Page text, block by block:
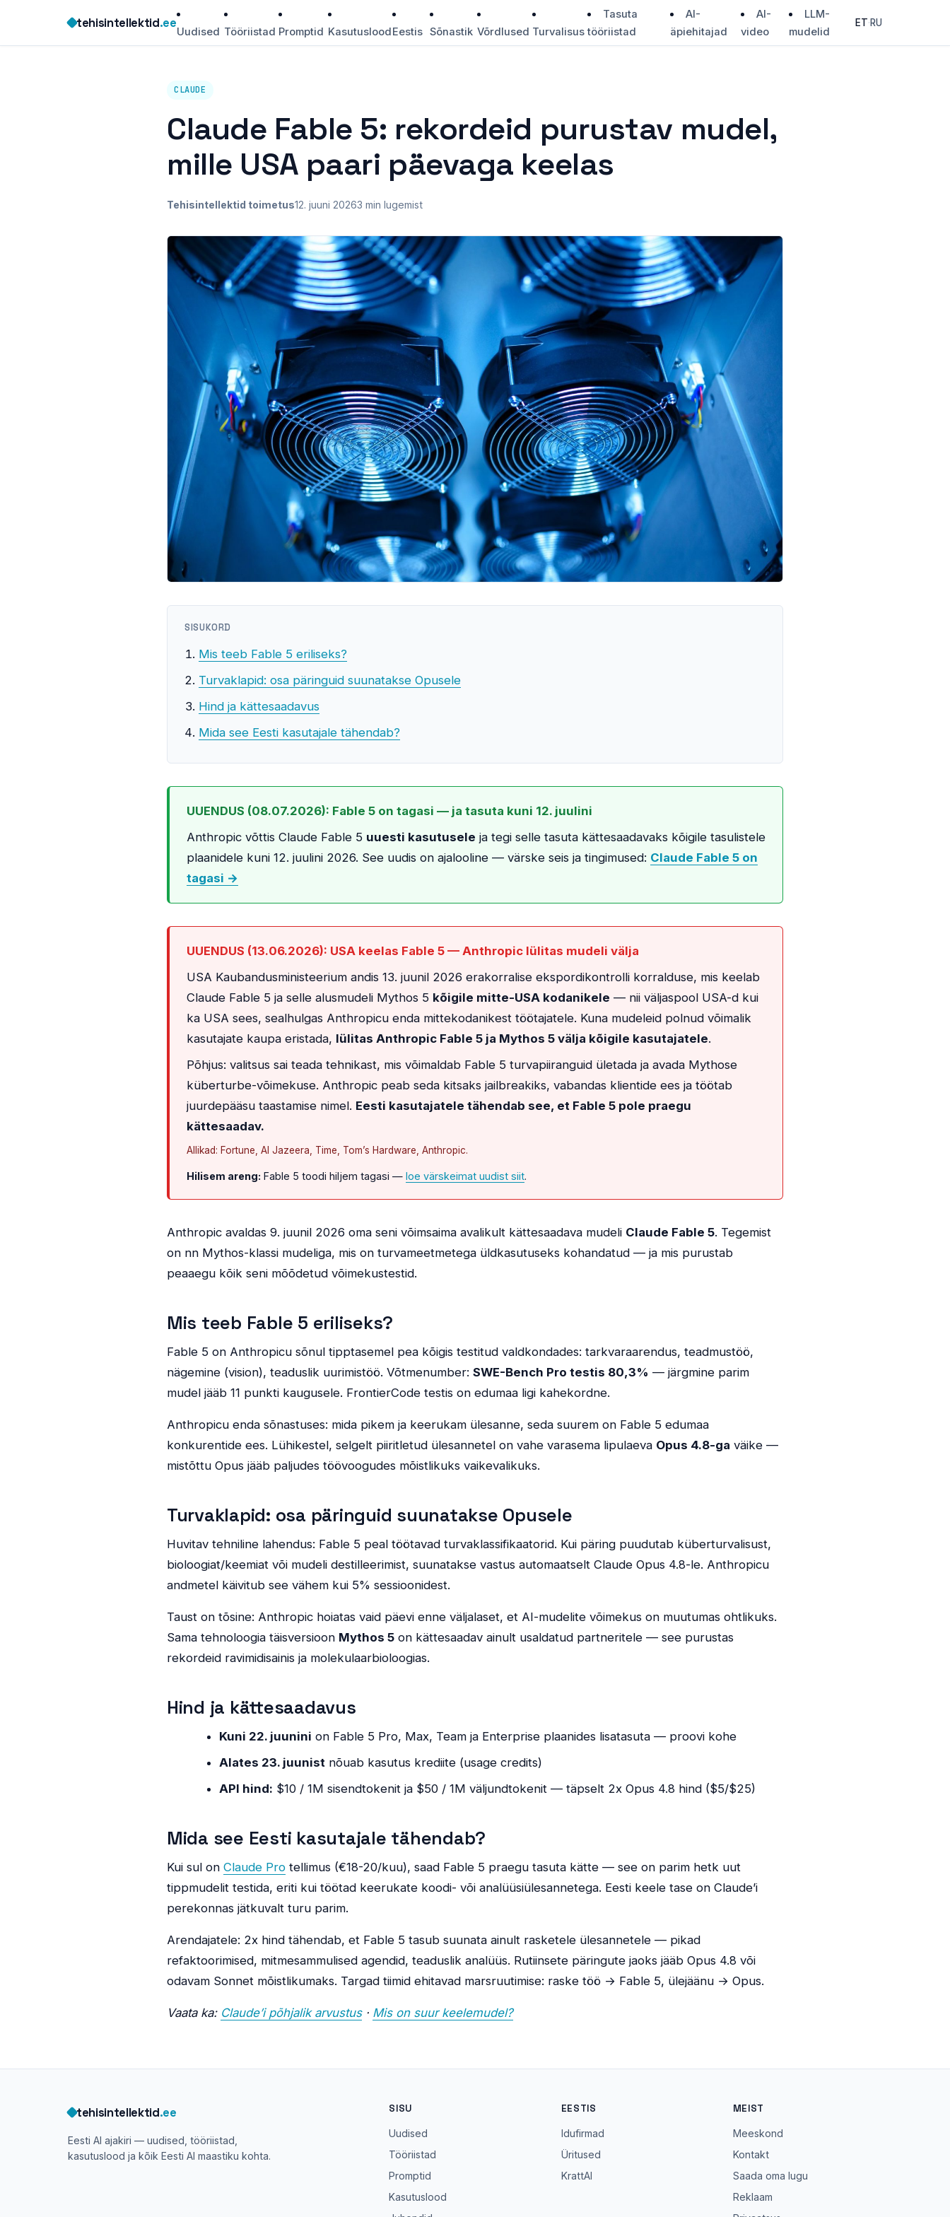
content
tehisintellektid.ee
Uudised Tööriistad Promptid KasutusloodEestis Sõnastik Võrdlused Turvalisus
Tasuta
tööriistad
AI-
äpiehitajad
AI-
video
LLM-
mudelid
ET·RU
CLAUDE
Claude Fable 5: rekordeid purustav mudel,
mille USA paari päevaga keelas
Tehisintellektid toimetus12. juuni 20263 min lugemist
SISUKORD
Mis teeb Fable 5 eriliseks?
Turvaklapid: osa päringuid suunatakse Opusele
Hind ja kättesaadavus
Mida see Eesti kasutajale tähendab?
UUENDUS (08.07.2026): Fable 5 on tagasi — ja tasuta kuni 12. juulini
Anthropic võttis Claude Fable 5 uuesti kasutusele ja tegi selle tasuta kättesaadavaks kõigile tasulistele
plaanidele kuni 12. juulini 2026. See uudis on ajalooline — värske seis ja tingimused: Claude Fable 5 on
tagasi →
UUENDUS (13.06.2026): USA keelas Fable 5 — Anthropic lülitas mudeli välja
USA Kaubandusministeerium andis 13. juunil 2026 erakorralise ekspordikontrolli korralduse, mis keelab
Claude Fable 5 ja selle alusmudeli Mythos 5 kõigile mitte-USA kodanikele — nii väljaspool USA-d kui
ka USA sees, sealhulgas Anthropicu enda mittekodanikest töötajatele. Kuna mudeleid polnud võimalik
kasutajate kaupa eristada, lülitas Anthropic Fable 5 ja Mythos 5 välja kõigile kasutajatele.
Põhjus: valitsus sai teada tehnikast, mis võimaldab Fable 5 turvapiiranguid ületada ja avada Mythose
küberturbe-võimekuse. Anthropic peab seda kitsaks jailbreakiks, vabandas klientide ees ja töötab
juurdepääsu taastamise nimel. Eesti kasutajatele tähendab see, et Fable 5 pole praegu
kättesaadav.
Allikad: Fortune, Al Jazeera, Time, Tom’s Hardware, Anthropic.
Hilisem areng: Fable 5 toodi hiljem tagasi — loe värskeimat uudist siit.
Anthropic avaldas 9. juunil 2026 oma seni võimsaima avalikult kättesaadava mudeli Claude Fable 5. Tegemist
on nn Mythos-klassi mudeliga, mis on turvameetmetega üldkasutuseks kohandatud — ja mis purustab
peaaegu kõik seni mõõdetud võimekustestid.
Mis teeb Fable 5 eriliseks?
Fable 5 on Anthropicu sõnul tipptasemel pea kõigis testitud valdkondades: tarkvaraarendus, teadmustöö,
nägemine (vision), teaduslik uurimistöö. Võtmenumber: SWE-Bench Pro testis 80,3% — järgmine parim
mudel jääb 11 punkti kaugusele. FrontierCode testis on edumaa ligi kahekordne.
Anthropicu enda sõnastuses: mida pikem ja keerukam ülesanne, seda suurem on Fable 5 edumaa
konkurentide ees. Lühikestel, selgelt piiritletud ülesannetel on vahe varasema lipulaeva Opus 4.8-ga väike —
mistõttu Opus jääb paljudes töövoogudes mõistlikuks vaikevalikuks.
Turvaklapid: osa päringuid suunatakse Opusele
Huvitav tehniline lahendus: Fable 5 peal töötavad turvaklassifikaatorid. Kui päring puudutab küberturvalisust,
bioloogiat/keemiat või mudeli destilleerimist, suunatakse vastus automaatselt Claude Opus 4.8-le. Anthropicu
andmetel käivitub see vähem kui 5% sessioonidest.
Taust on tõsine: Anthropic hoiatas vaid päevi enne väljalaset, et AI-mudelite võimekus on muutumas ohtlikuks.
Sama tehnoloogia täisversioon Mythos 5 on kättesaadav ainult usaldatud partneritele — see purustas
rekordeid ravimidisainis ja molekulaarbioloogias.
Hind ja kättesaadavus
Kuni 22. juunini on Fable 5 Pro, Max, Team ja Enterprise plaanides lisatasuta — proovi kohe
Alates 23. juunist nõuab kasutus krediite (usage credits)
API hind: $10 / 1M sisendtokenit ja $50 / 1M väljundtokenit — täpselt 2x Opus 4.8 hind ($5/$25)
Mida see Eesti kasutajale tähendab?
Kui sul on Claude Pro tellimus (€18-20/kuu), saad Fable 5 praegu tasuta kätte — see on parim hetk uut
tippmudelit testida, eriti kui töötad keerukate koodi- või analüüsiülesannetega. Eesti keele tase on Claude’i
perekonnas jätkuvalt turu parim.
Arendajatele: 2x hind tähendab, et Fable 5 tasub suunata ainult rasketele ülesannetele — pikad
refaktoorimised, mitmesammulised agendid, teaduslik analüüs. Rutiinsete päringute jaoks jääb Opus 4.8 või
odavam Sonnet mõistlikumaks. Targad tiimid ehitavad marsruutimise: raske töö → Fable 5, ülejäänu → Opus.
Vaata ka: Claude’i põhjalik arvustus· Mis on suur keelemudel?
tehisintellektid.ee
Eesti AI ajakiri — uudised, tööriistad,
kasutuslood ja kõik Eesti AI maastiku kohta.
SISU
Uudised
Tööriistad
Promptid
Kasutuslood
EESTIS
Idufirmad
Üritused
KrattAI
MEIST
Meeskond
Kontakt
Saada oma lugu
Reklaam